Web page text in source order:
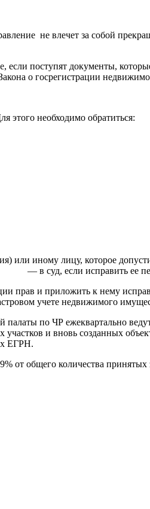
не влечет за собой
если поступят документы,
о госрегистрации
этого необходимо обратиться:
или иному лицу, которое
способом не
прав и приложить к нему
учете недвижимого
по ЧР ежеквартально
и вновь созданных
ЕГРН.
от общего количества